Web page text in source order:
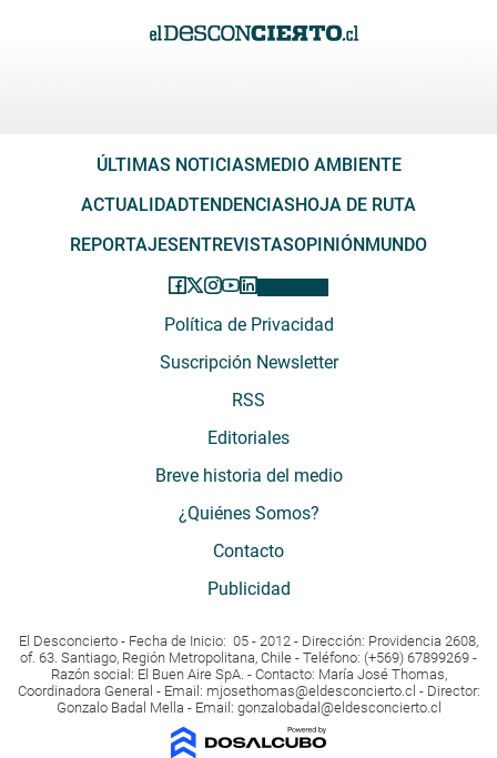
ÚLTIMAS NOTICIAS MEDIO AMBIENTE
ACTUALIDADTENDENCIAS HOJA DE RUTA
REPORTAJES ENTREVISTASOPINIÓN MUNDO
Política de Privacidad
Suscripción Newsletter
RSS
Editoriales
Breve historia del medio
¿Quiénes Somos?
Contacto
Publicidad
El Desconcierto - Fecha de Inicio: 05 - 2012 - Dirección: Providencia 2608,
of. 63. Santiago, Región Metropolitana, Chile - Teléfono: (+569) 67899269 -
Razón social: El Buen Aire SpA. - Contacto: María José Thomas,
Coordinadora General - Email: mjosethomas@eldesconcierto.cl - Director:
Gonzalo Badal Mella - Email: gonzalobadal@eldesconcierto.cl